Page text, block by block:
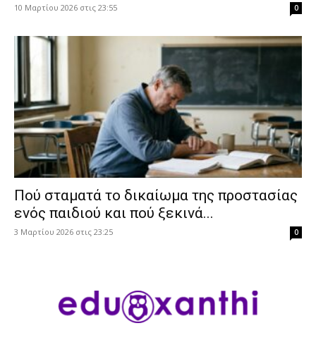
10 Μαρτίου 2026 στις 23:55 0
Πού σταματά το δικαίωμα της προστασίας
ενός παιδιού και πού ξεκινά...
3 Μαρτίου 2026 στις 23:25 0